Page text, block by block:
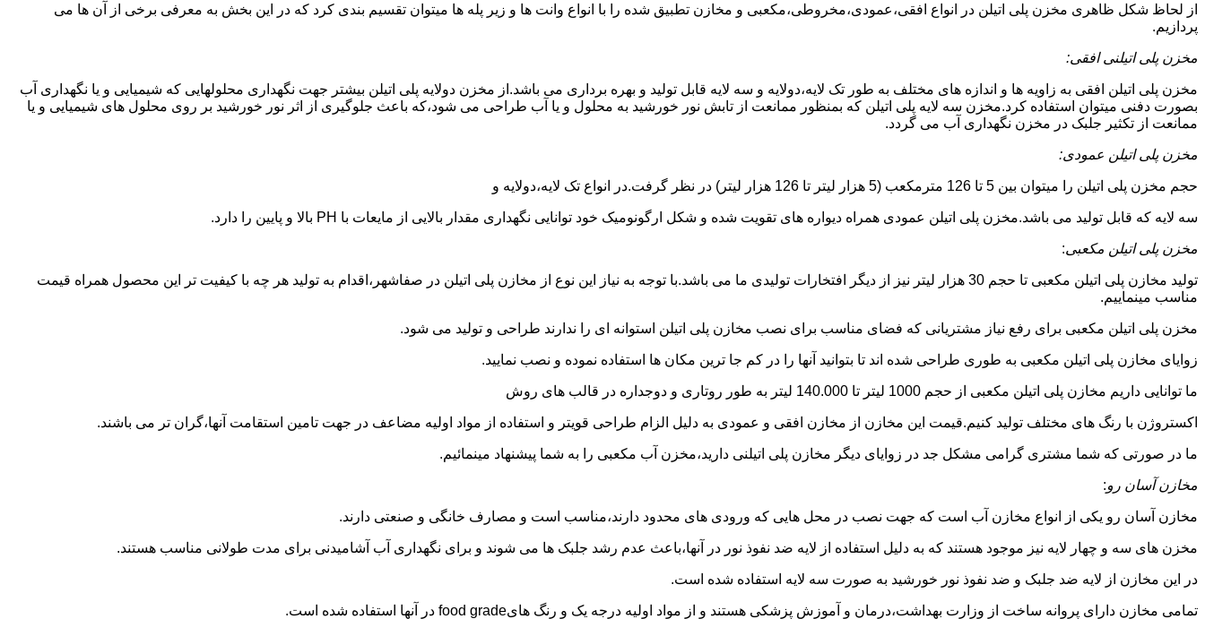
از لحاظ شکل ظاهری مخزن پلی اتیلن در انواع افقی،عمودی،مخروطی،مکعبی و مخازن تطبیق شده را با انواع وانت ها و زیر پله ها میتوان تقسیم بندی کرد که در این بخش به معرفی برخی از آن ها می
پردازیم.
مخزن پلی اتیلنی افقی:
مخزن پلی اتیلن افقی به زاویه ها و اندازه های مختلف به طور تک لایه،دولایه و سه لایه قابل تولید و بهره برداری می باشد.از مخزن دولایه پلی اتیلن بیشتر جهت نگهداری محلولهایی که شیمیایی و یا نگهداری آب
بصورت دفنی میتوان استفاده کرد.مخزن سه لایه پلی اتیلن که بمنظور ممانعت از تابش نور خورشید به محلول و یا آب طراحی می شود،که باعث جلوگیری از اثر نور خورشید بر روی محلول های شیمیایی و یا
ممانعت از تکثیر جلبک در مخزن نگهداری آب می گردد.
مخزن پلی اتیلن عمودی:
حجم مخزن پلی اتیلن را میتوان بین 5 تا 126 مترمکعب (5 هزار لیتر تا 126 هزار لیتر) در نظر گرفت.در انواع تک لایه،دولایه و
سه لایه که قابل تولید می باشد.مخزن پلی اتیلن عمودی همراه دیواره های تقویت شده و شکل ارگونومیک خود توانایی نگهداری مقدار بالایی از مایعات با PH بالا و پایین را دارد.
مخزن پلی اتیلن مکعبی:
تولید مخازن پلی اتیلن مکعبی تا حجم 30 هزار لیتر نیز از دیگر افتخارات تولیدی ما می باشد.با توجه به نیاز این نوع از مخازن پلی اتیلن در صفاشهر،اقدام به تولید هر چه با کیفیت تر این محصول همراه قیمت
مناسب مینماییم.
مخزن پلی اتیلن مکعبی برای رفع نیاز مشتریانی که فضای مناسب برای نصب مخازن پلی اتیلن استوانه ای را ندارند طراحی و تولید می شود.
زوایای مخازن پلی اتیلن مکعبی به طوری طراحی شده اند تا بتوانید آنها را در کم جا ترین مکان ها استفاده نموده و نصب نمایید.
ما توانایی داریم مخازن پلی اتیلن مکعبی از حجم 1000 لیتر تا 140.000 لیتر به طور روتاری و دوجداره در قالب های روش
اکستروژن با رنگ های مختلف تولید کنیم.قیمت این مخازن از مخازن افقی و عمودی به دلیل الزام طراحی قویتر و استفاده از مواد اولیه مضاعف در جهت تامین استقامت آنها،گران تر می باشند.
ما در صورتی که شما مشتری گرامی مشکل جد در زوایای دیگر مخازن پلی اتیلنی دارید،مخزن آب مکعبی را به شما پیشنهاد مینمائیم.
مخازن آسان رو:
مخازن آسان رو یکی از انواع مخازن آب است که جهت نصب در محل هایی که ورودی های محدود دارند،مناسب است و مصارف خانگی و صنعتی دارند.
مخزن های سه و چهار لایه نیز موجود هستند که به دلیل استفاده از لایه ضد نفوذ نور در آنها،باعث عدم رشد جلبک ها می شوند و برای نگهداری آب آشامیدنی برای مدت طولانی مناسب هستند.
در این مخازن از لایه ضد جلبک و ضد نفوذ نور خورشید به صورت سه لایه استفاده شده است.
تمامی مخازن دارای پروانه ساخت از وزارت بهداشت،درمان و آموزش پزشکی هستند و از مواد اولیه درجه یک و رنگ هایfood grade در آنها استفاده شده است.